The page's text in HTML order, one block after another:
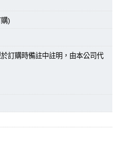
)
訂購時備註中註明，由本公司代